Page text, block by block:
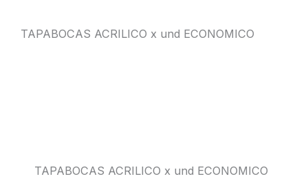
TAPABOCAS ACRILICO x und ECONOMICO
TAPABOCAS ACRILICO x und ECONOMICO